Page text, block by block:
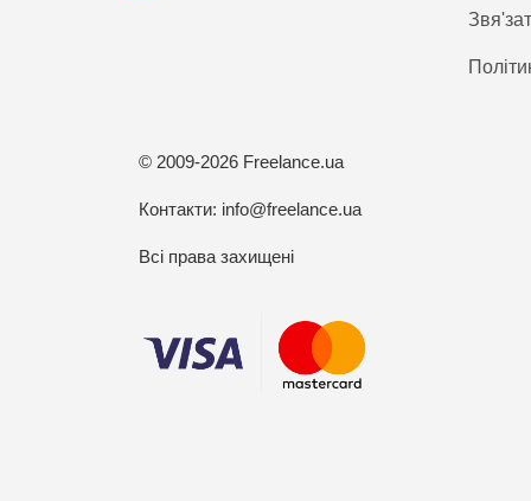
© 2009-2026 Freelance.ua
Контакти: info@freelance.ua
Всі права захищені